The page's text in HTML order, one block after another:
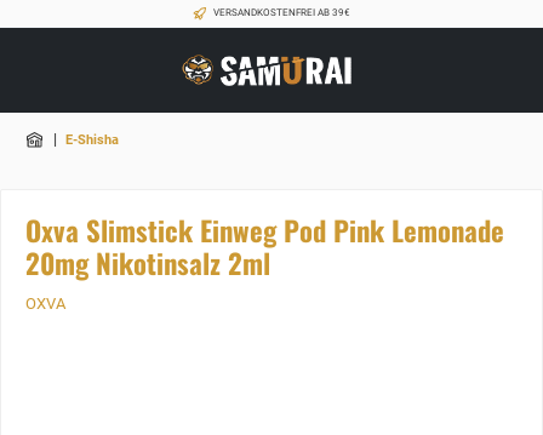
VERSANDKOSTENFREI AB 39€
| E-Shisha
Oxva Slimstick Einweg Pod Pink Lemonade
20mg Nikotinsalz 2ml
OXVA